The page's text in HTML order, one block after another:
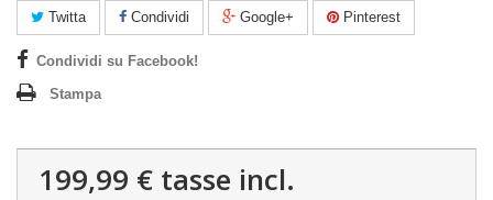
Twitta
Condividi Google+ Pinterest
Condividi su Facebook!
Stampa
199,99 € tasse incl.